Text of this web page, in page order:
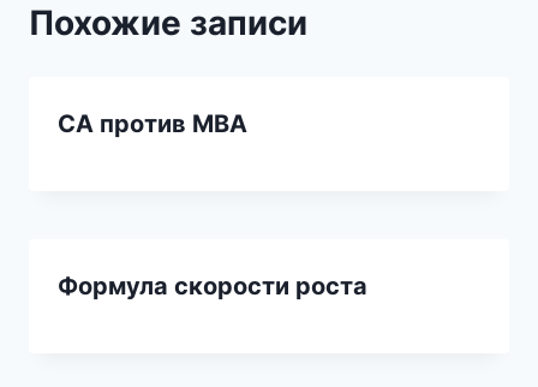
Похожие записи
CA против MBA
Формула скорости роста